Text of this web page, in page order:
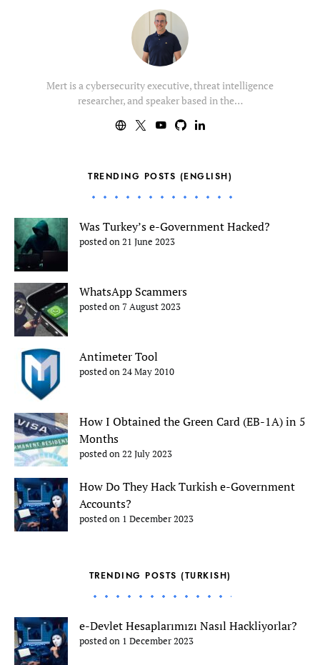
Mert is a cybersecurity executive, threat intelligence
researcher, and speaker based in the…
TRENDING POSTS (ENGLISH)
Was Turkey’s e-Government Hacked?
posted on 21 June 2023
WhatsApp Scammers
posted on 7 August 2023
Antimeter Tool
posted on 24 May 2010
How I Obtained the Green Card (EB-1A) in 5
Months
posted on 22 July 2023
How Do They Hack Turkish e-Government
Accounts?
posted on 1 December 2023
TRENDING POSTS (TURKISH)
e-Devlet Hesaplarımızı Nasıl Hackliyorlar?
posted on 1 December 2023